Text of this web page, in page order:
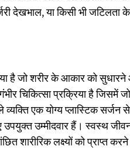
देखभाल, या किसी भी जटिलता
है जो शरीर के आकार को सुधारने
चिकित्सा प्रक्रिया है जिसमें
एक योग्य प्लास्टिक सर्जन
उम्मीदवार हैं। स्वस्थ
शारीरिक लक्ष्यों को प्राप्त